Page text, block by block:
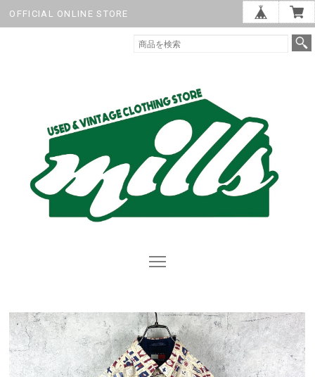
OFFICIAL ONLINE STORE